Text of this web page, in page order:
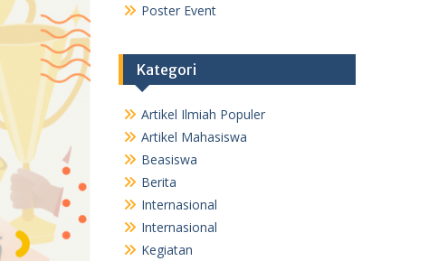
Poster Event
Kategori
Artikel Ilmiah Populer
Artikel Mahasiswa
Beasiswa
Berita
Internasional
Internasional
Kegiatan